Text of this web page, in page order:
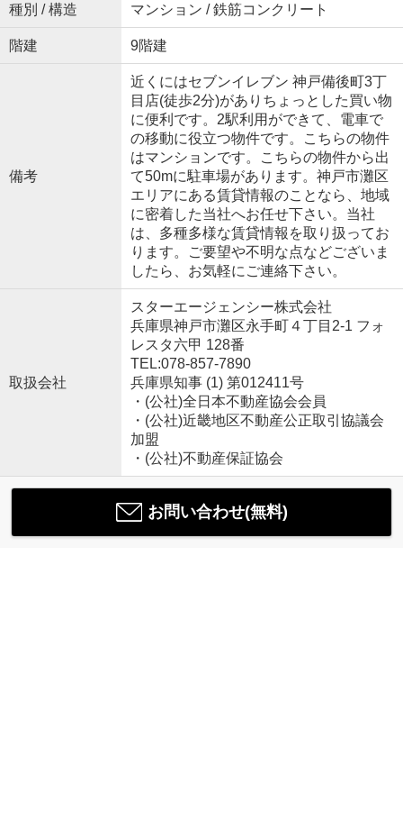
種別 / 構造 マンション / 鉄筋コンクリート
階建 9階建
備考
近くにはセブンイレブン 神戸備後町3丁
目店(徒歩2分)がありちょっとした買い物
に便利です。2駅利用ができて、電車で
の移動に役立つ物件です。こちらの物件
はマンションです。こちらの物件から出
て50mに駐車場があります。神戸市灘区
エリアにある賃貸情報のことなら、地域
に密着した当社へお任せ下さい。当社
は、多種多様な賃貸情報を取り扱ってお
ります。ご要望や不明な点などございま
したら、お気軽にご連絡下さい。
取扱会社
スターエージェンシー株式会社
兵庫県神戸市灘区永手町４丁目2-1 フォ
レスタ六甲 128番
TEL:078-857-7890
兵庫県知事 (1) 第012411号
・(公社)全日本不動産協会会員
・(公社)近畿地区不動産公正取引協議会
加盟
・(公社)不動産保証協会
お問い合わせ(無料)